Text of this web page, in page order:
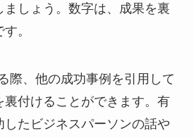
しょう。数字は、成果を裏
。
際、他の成功事例を引用して
裏付けることができます。有
たビジネスパーソンの話や